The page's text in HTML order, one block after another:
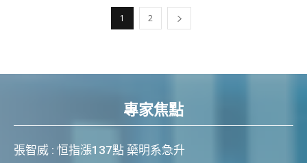
1 2
專家焦點
張智威 : 恒指漲137點 藥明系急升